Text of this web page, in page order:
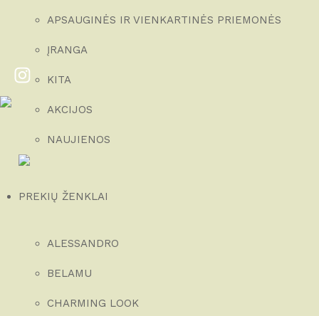
APSAUGINĖS IR VIENKARTINĖS PRIEMONĖS
ĮRANGA
KITA
AKCIJOS
NAUJIENOS
PREKIŲ ŽENKLAI
ALESSANDRO
BELAMU
CHARMING LOOK